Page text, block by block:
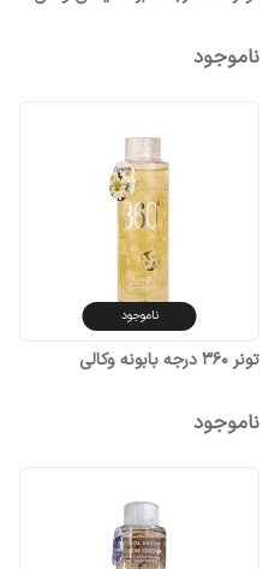
ناموجود
ناموجود
تونر 360 درجه بابونه وکالی
ناموجود